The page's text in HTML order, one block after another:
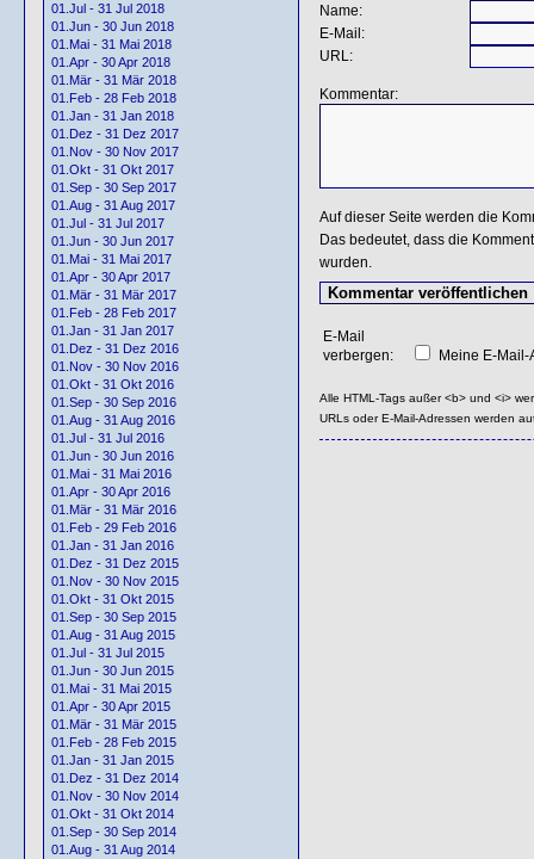
01.Jul - 31 Jul 2018
01.Jun - 30 Jun 2018
01.Mai - 31 Mai 2018
01.Apr - 30 Apr 2018
01.Mär - 31 Mär 2018
01.Feb - 28 Feb 2018
01.Jan - 31 Jan 2018
01.Dez - 31 Dez 2017
01.Nov - 30 Nov 2017
01.Okt - 31 Okt 2017
01.Sep - 30 Sep 2017
01.Aug - 31 Aug 2017
01.Jul - 31 Jul 2017
01.Jun - 30 Jun 2017
01.Mai - 31 Mai 2017
01.Apr - 30 Apr 2017
01.Mär - 31 Mär 2017
01.Feb - 28 Feb 2017
01.Jan - 31 Jan 2017
01.Dez - 31 Dez 2016
01.Nov - 30 Nov 2016
01.Okt - 31 Okt 2016
01.Sep - 30 Sep 2016
01.Aug - 31 Aug 2016
01.Jul - 31 Jul 2016
01.Jun - 30 Jun 2016
01.Mai - 31 Mai 2016
01.Apr - 30 Apr 2016
01.Mär - 31 Mär 2016
01.Feb - 29 Feb 2016
01.Jan - 31 Jan 2016
01.Dez - 31 Dez 2015
01.Nov - 30 Nov 2015
01.Okt - 31 Okt 2015
01.Sep - 30 Sep 2015
01.Aug - 31 Aug 2015
01.Jul - 31 Jul 2015
01.Jun - 30 Jun 2015
01.Mai - 31 Mai 2015
01.Apr - 30 Apr 2015
01.Mär - 31 Mär 2015
01.Feb - 28 Feb 2015
01.Jan - 31 Jan 2015
01.Dez - 31 Dez 2014
01.Nov - 30 Nov 2014
01.Okt - 31 Okt 2014
01.Sep - 30 Sep 2014
01.Aug - 31 Aug 2014
Name:
E-Mail:
URL:
Kommentar:
Auf dieser Seite werden die
Das bedeutet, dass die
wurden.
E-Mail
verbergen:
Meine E-
Alle HTML-Tags außer <b> und <i>
URLs oder E-Mail-Adressen werden